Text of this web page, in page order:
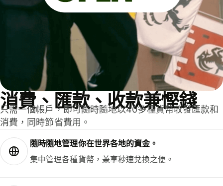
消費、匯款、收款兼慳錢
只需一個帳戶，即可隨時隨地以40多種貨幣收發匯款和
消費，同時節省費用。
隨時隨地管理你在世界各地的資金。
集中管理各種貨幣，兼享秒速兌換之便。